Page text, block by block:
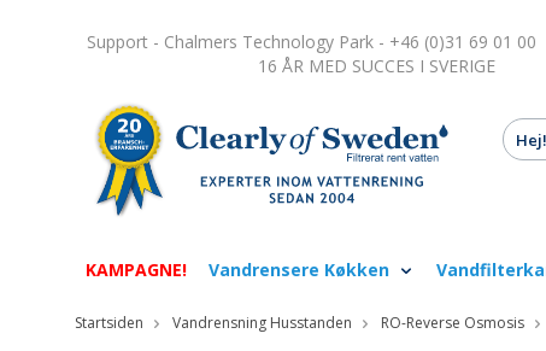
Support - Chalmers Technology Park - +46 (0)31 69 01 00
16 ÅR MED SUCCES I SVERIGE
KAMPAGNE! Vandrensere Køkken
Startsiden Vandrensning Husstanden RO-Reverse Osmosis